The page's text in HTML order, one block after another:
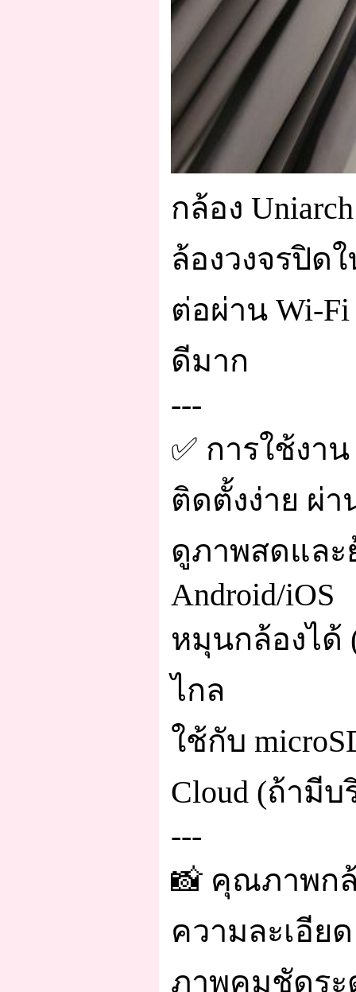
กล้อง
ล้องวงจรปิด
ต่อผ่าน Wi-
ดีมาก
---
✅ การใช้งาน
ติดตั้งง่าย ผ่า
ดูภาพสดและ
Android/iOS
หมุนกล้องได้
ไกล
ใช้กับ
Cloud (ถ้ามีบ
---
📸 คุณภาพก
ความละเอีย
ภาพคมชัดระ